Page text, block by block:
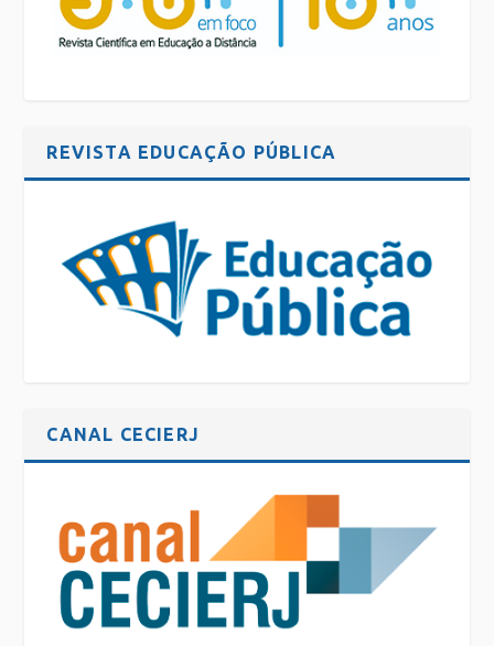
REVISTA EDUCAÇÃO PÚBLICA
CANAL CECIERJ